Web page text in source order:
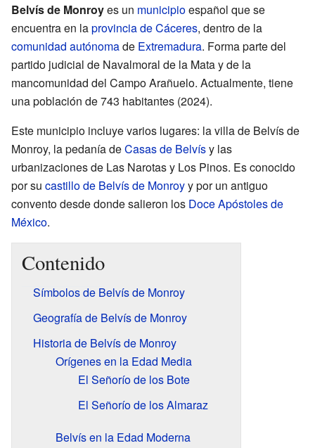
Belvís de Monroyes un municipioespañol que se
encuentra en laprovincia de Cáceres, dentro de la
comunidad autónomade Extremadura. Forma parte del
partido judicial de Navalmoral de la Mata y de la
mancomunidad del Campo Arañuelo. Actualmente, tiene
una población de 743 habitantes (2024).
Este municipio incluye varios lugares: la villa de Belvís de
Monroy, la pedanía deCasas de Belvísy las
urbanizaciones de Las Narotas y Los Pinos. Es conocido
por su castillo de Belvís de Monroyy por un antiguo
convento desde donde salieron los Doce Apóstoles de
México.
Contenido
Símbolos de Belvís de Monroy
Geografía de Belvís de Monroy
Historia de Belvís de Monroy
Orígenes en la Edad Media
El Señorío de los Bote
El Señorío de los Almaraz
Belvís en la Edad Moderna